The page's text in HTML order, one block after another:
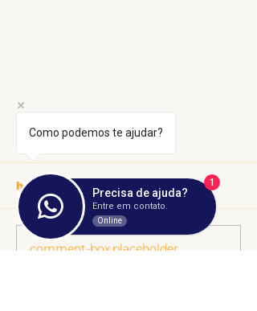
8 de janeiro:
header.all-comments
comment-box.placeholder
Como podemos te ajudar?
Precisa de ajuda?
Entre em contato.
Online
1